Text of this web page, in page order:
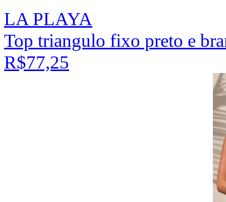
LA PLAYA
Top triangulo fixo preto e
R$77,25